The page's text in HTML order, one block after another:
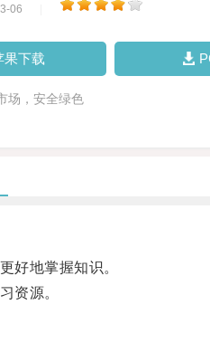
06
果下载
场，安全绿色
好地掌握知识。
资源。